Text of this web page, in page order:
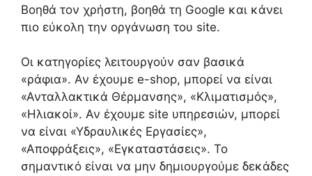
Βοηθά τον χρήστη, βοηθά τη Google και κάνει
πιο εύκολη την οργάνωση του site.
Οι κατηγορίες λειτουργούν σαν βασικά
«ράφια». Αν έχουμε e-shop, μπορεί να είναι
«Ανταλλακτικά Θέρμανσης», «Κλιματισμός»,
«Ηλιακοί». Αν έχουμε site υπηρεσιών, μπορεί
να είναι «Υδραυλικές Εργασίες»,
«Αποφράξεις», «Εγκαταστάσεις». Το
σημαντικό είναι να μην δημιουργούμε δεκάδες